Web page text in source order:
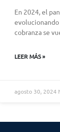
En 2024, el
cobranza se
LEER MÁS »
agosto 30, 2024